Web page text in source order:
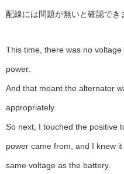
配線には問題が無いと確認でき
This time, there was no
power.
And that meant the alternator
appropriately.
So next, I touched the positive
power came from, and I knew
same voltage as the battery.